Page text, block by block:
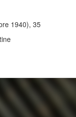
1940), 35